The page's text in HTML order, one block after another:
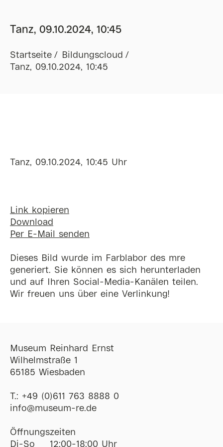
Tanz, 09.10.2024, 10:45
Startseite
Bildungscloud
Tanz, 09.10.2024, 10:45
Tanz, 09.10.2024, 10:45 Uhr
Link kopieren
Download
Per E-Mail senden
Dieses Bild wurde im Farblabor des mre
generiert. Sie können es sich herunterladen
und auf Ihren Social-Media-Kanälen teilen.
Wir freuen uns über eine Verlinkung!
Museum Reinhard Ernst
Wilhelmstraße 1
65185 Wiesbaden
T.: +49 (0)611 763 8888 0
ofni@museum-re de
Öffnungszeiten
Di-So
12:00-18:00 Uhr